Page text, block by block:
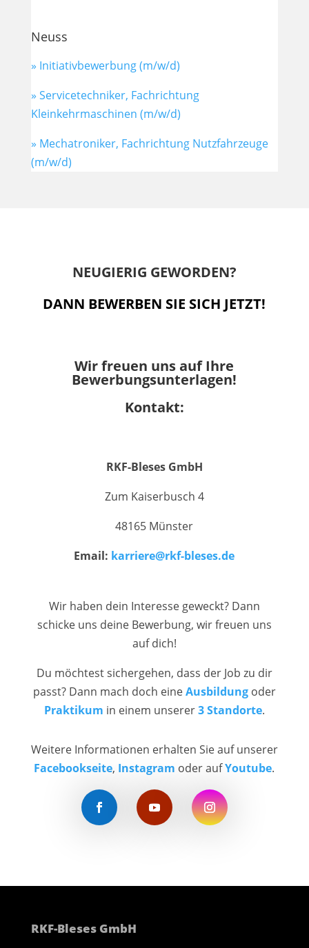
Neuss
» Initiativbewerbung (m/w/d)
» Servicetechniker, Fachrichtung
Kleinkehrmaschinen (m/w/d)
» Mechatroniker, Fachrichtung Nutzfahrzeuge
(m/w/d)
NEUGIERIG GEWORDEN?
DANN BEWERBEN SIE SICH JETZT!
Wir freuen uns auf Ihre
Bewerbungsunterlagen!
Kontakt:
RKF-Bleses GmbH
Zum Kaiserbusch 4
48165 Münster
Email: karriere@rkf-bleses.de
Wir haben dein Interesse geweckt? Dann
schicke uns deine Bewerbung, wir freuen uns
auf dich!
Du möchtest sichergehen, dass der Job zu dir
passt? Dann mach doch eineAusbildungoder
Praktikum in einem unserer3 Standorte.
Weitere Informationen erhalten Sie auf unserer
Facebookseite, Instagram oder aufYoutube.
RKF-Bleses GmbH